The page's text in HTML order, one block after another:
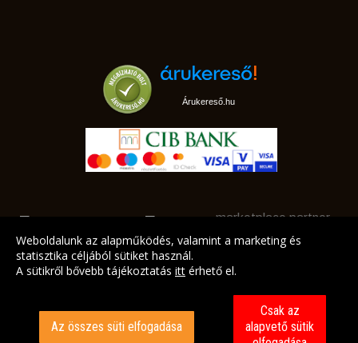
Árukereső.hu
marketplace partner
Weboldalunk az alapműködés, valamint a marketing és
statisztika céljából sütiket használ.
A sütikről bővebb tájékoztatás itt érhető el.
Az összes süti elfogadása
Csak az
alapvető sütik